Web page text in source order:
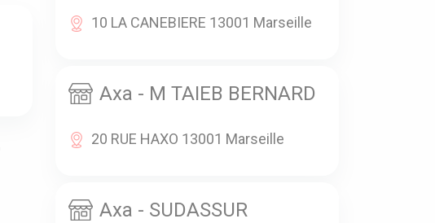
10 LA CANEBIERE 13001 Marseille
Axa - M TAIEB BERNARD
20 RUE HAXO 13001 Marseille
Axa - SUDASSUR